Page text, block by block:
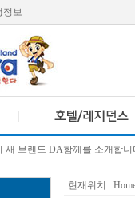
정보
새 브랜드 DA함께를 소개합니
현재위치 :